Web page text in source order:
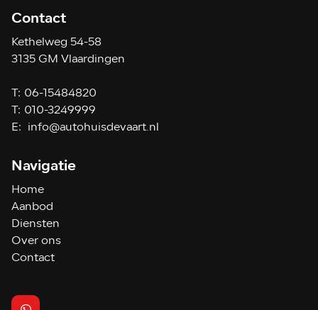
Contact
Kethelweg 54-58
3135 GM Vlaardingen
T: 06-15484820
T: 010-3249999
E:
info@autohuisdevaart.nl
Navigatie
Home
Aanbod
Diensten
Over ons
Contact